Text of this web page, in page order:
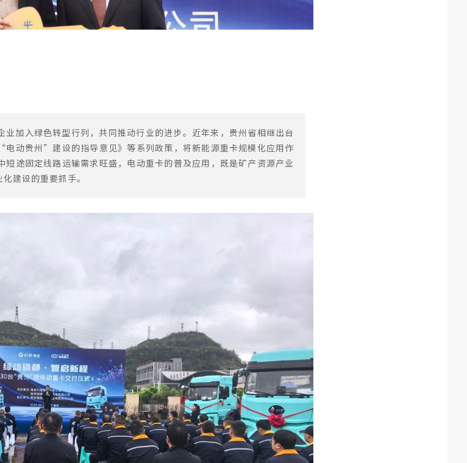
业加入绿色转型行列，共同推动行业的进步。近年来，贵州省相继出台
电动贵州”建设的指导意见》等系列政策，将新能源重卡规模化应用作
途固定线路运输需求旺盛，电动重卡的普及应用，既是矿产资源产业
建设的重要抓手。